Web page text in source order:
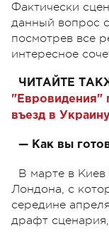
Фактически
данный вопрос
посмотрев все
интересное
ЧИТАЙТЕ
"Евровидения"
въезд в
— Как вы
В марте в
Лондона, с
середине
драфт